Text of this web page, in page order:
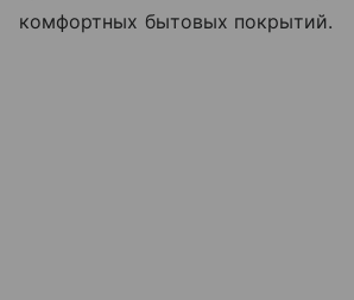
комфортных бытовых покрытий.